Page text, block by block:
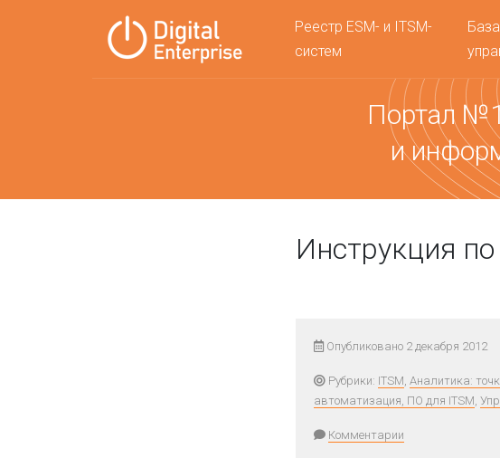
Реестр ESM- и ITSM-
систем
Портал
и
Инструкция
Опубликовано 2 декабря 2012
Рубрики: ITSM, Аналитика:
автоматизация, ПО для ITSM,
Комментарии